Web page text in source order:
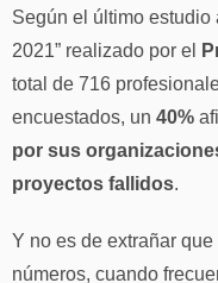
Según el último estudio
2021” realizado por el
total de 716
encuestados, un 40%
por sus
proyectos fallidos.
Y no es de extrañar
números, cuando